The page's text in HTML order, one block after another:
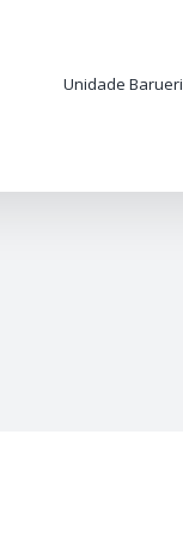
Unidade Barueri